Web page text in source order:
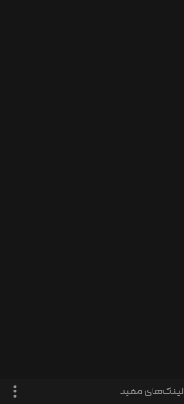
لینک‌های مفید